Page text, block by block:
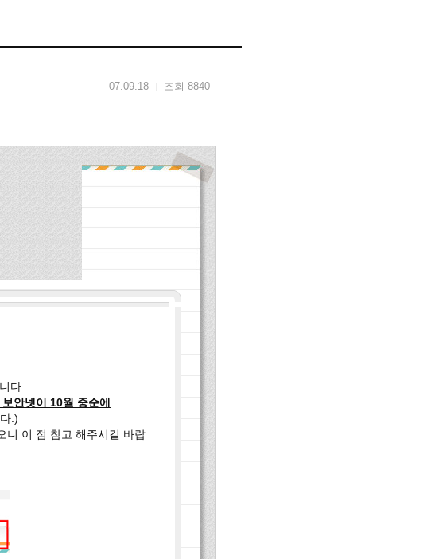
07.09.18 조회 8840
다.
안넷이 10월 중순에
.)
니 이 점 참고 해주시길 바랍